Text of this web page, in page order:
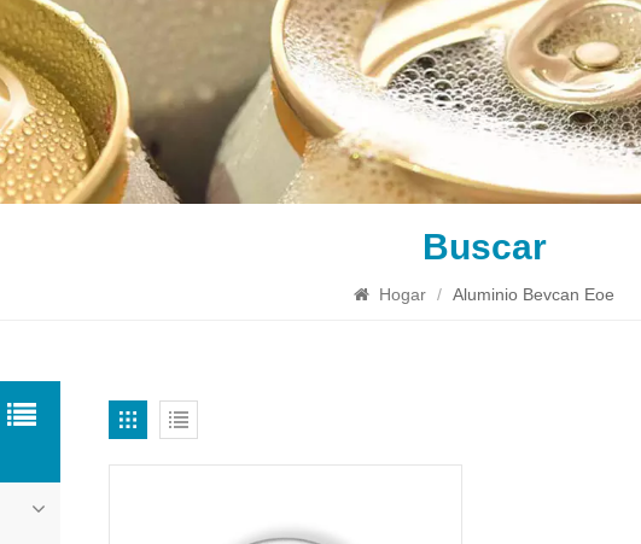
Buscar
Hogar / Aluminio Bevcan Eoe